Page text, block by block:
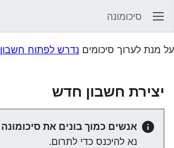
סיכומונה
על מנת לערוך סיכומים נדרש לפתוח חשבון
יצירת חשבון חדש
אנשים כמוך בונים את סיכומונה
נא להיכנס כדי לתרום.